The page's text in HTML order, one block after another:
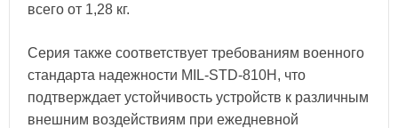
всего от 1,28 кг.
Серия также соответствует требованиям военного
стандарта надежности MIL-STD-810H, что
подтверждает устойчивость устройств к различным
внешним воздействиям при ежедневной